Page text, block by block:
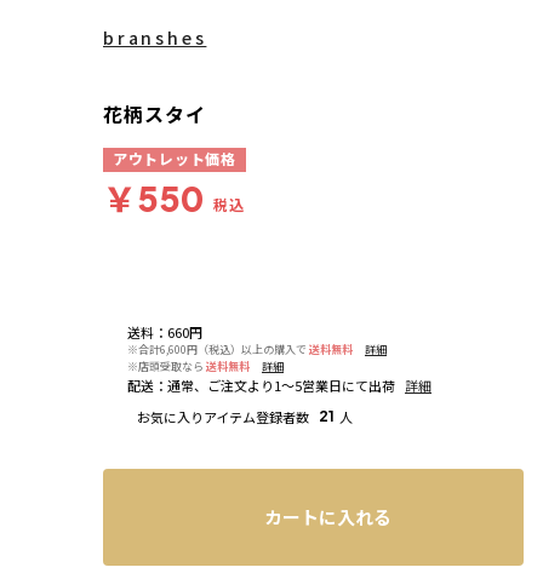
送料 ： 660円
※合計6,600円（税込）以上の購入で 送料無料
詳細
※店頭受取なら 送料無料 詳細
配送 ： 通常、ご注文より1～5営業日にて出荷 詳細
お気に入りアイテム登録者数 21 人
branshes
花柄スタイ
アウトレット価格
￥550 税込
カートに入れる